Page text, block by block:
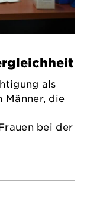
als
Männer, die
bei der